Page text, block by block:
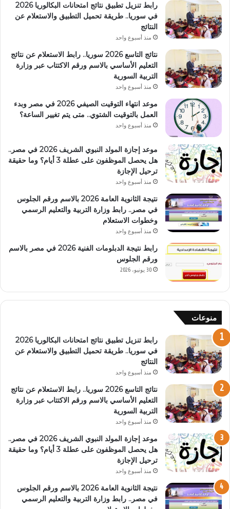
رابط تنزيل تطبيق نتائج امتحانات البكالوريا 2026
في سوريا.. طريقة تحميل التطبيق والاستعلام عن
النتائج
منذ أسبوع واحد
نتائج التاسع 2026 سوريا.. رابط الاستعلام عن نتائج
التعليم الأساسي بالاسم ورقم الاكتتاب عبر وزارة
التربية السورية
منذ أسبوع واحد
موعد انتهاء التوقيت الصيفي 2026 في مصر وبدء
العمل بالتوقيت الشتوي.. متى يتم تغيير الساعة؟
منذ أسبوع واحد
موعد إجازة المولد النبوي الشريف 2026 في مصر..
هل يحصل الموظفون على عطلة 3 أيام؟ وما حقيقة
ترحيل الإجازة
منذ أسبوع واحد
نتيجة الثانوية العامة 2026 بالاسم ورقم الجلوس
في مصر.. رابط وزارة التربية والتعليم الرسمي
وخطوات الاستعلام
منذ أسبوع واحد
رابط نتيجة الدبلومات الفنية 2026 في مصر بالاسم
ورقم الجلوس
30 يونيو، 2026
منوعات
رابط تنزيل تطبيق نتائج امتحانات البكالوريا 2026
في سوريا.. طريقة تحميل التطبيق والاستعلام عن
النتائج
منذ أسبوع واحد
نتائج التاسع 2026 سوريا.. رابط الاستعلام عن نتائج
التعليم الأساسي بالاسم ورقم الاكتتاب عبر وزارة
التربية السورية
منذ أسبوع واحد
موعد إجازة المولد النبوي الشريف 2026 في مصر..
هل يحصل الموظفون على عطلة 3 أيام؟ وما حقيقة
ترحيل الإجازة
منذ أسبوع واحد
نتيجة الثانوية العامة 2026 بالاسم ورقم الجلوس
في مصر.. رابط وزارة التربية والتعليم الرسمي